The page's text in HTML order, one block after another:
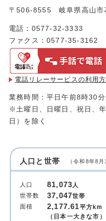
〒506-8555 岐阜県高山
電話：0577-32-3333
ファクス：0577-35-3162
電話リレーサービスの利用
業務時間：平日午前8時30
※土曜日、日曜日、祝日、
日）を除く
人口と世帯 （令和8年8月
人口 81,073人
世帯数
37,047世帯
面積
2,177.61平方km
（日本一大きな市）